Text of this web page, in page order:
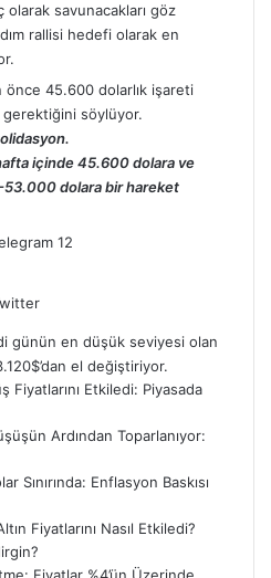
olarak savunacakları göz
rallisi hedefi olarak en
önce 45.600 dolarlık işareti
gerektiğini söylüyor.
içinde 45.600 dolara ve
dolara bir hareket
günün en düşük seviyesi olan
el değiştiriyor.
Fiyatlarını Etkiledi: Piyasada
Ardından Toparlanıyor:
Sınırında: Enflasyon Baskısı
Fiyatlarını Nasıl Etkiledi?